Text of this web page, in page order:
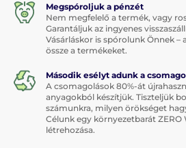
Megspóroljuk a pénzét
Nem megfelelő a termék, vagy
Garantáljuk az ingyenes
Vásárláskor is spórolunk Önnek
össze a termékeket.
Második esélyt adunk a
A csomagolások 80%-át
anyagokból készítjük. Tiszteljük
számunkra, milyen örökséget
Célunk egy környezetbarát ZERO
létrehozása.